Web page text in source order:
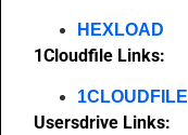
HEXLOAD
1Cloudfile Links:
1CLOUDFILE
Usersdrive Links: